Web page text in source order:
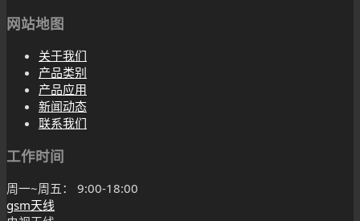
网站地图
关于我们
产品类别
产品应用
新闻动态
联系我们
工作时间
周一~周五： 9:00-18:00
gsm天线